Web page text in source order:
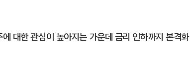
대한 관심이 높아지는 가운데 금리 인하까지 본격화